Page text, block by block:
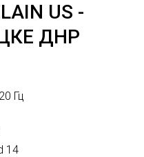
US -
ДНР
Гц
14